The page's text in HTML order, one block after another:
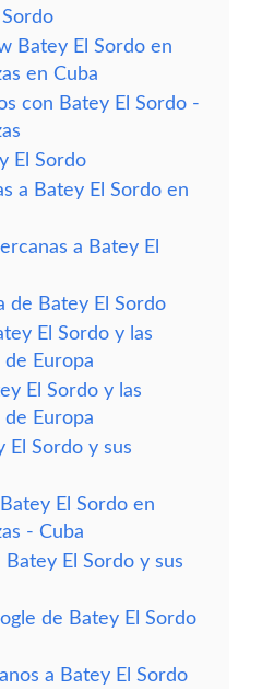
Batey El Sordo en
en Cuba
con Batey El Sordo -
El Sordo
a Batey El Sordo en
a Batey El
de Batey El Sordo
El Sordo y las
Europa
El Sordo y las
Europa
El Sordo y sus
El Sordo en
- Cuba
El Sordo y sus
de Batey El Sordo
a Batey El Sordo